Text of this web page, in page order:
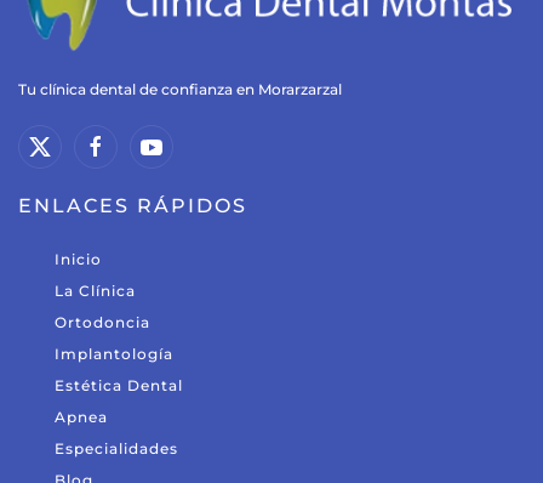
Tu clínica dental de confianza en Morarzarzal
ENLACES RÁPIDOS
Inicio
La Clínica
Ortodoncia
Implantología
Estética Dental
Apnea
Especialidades